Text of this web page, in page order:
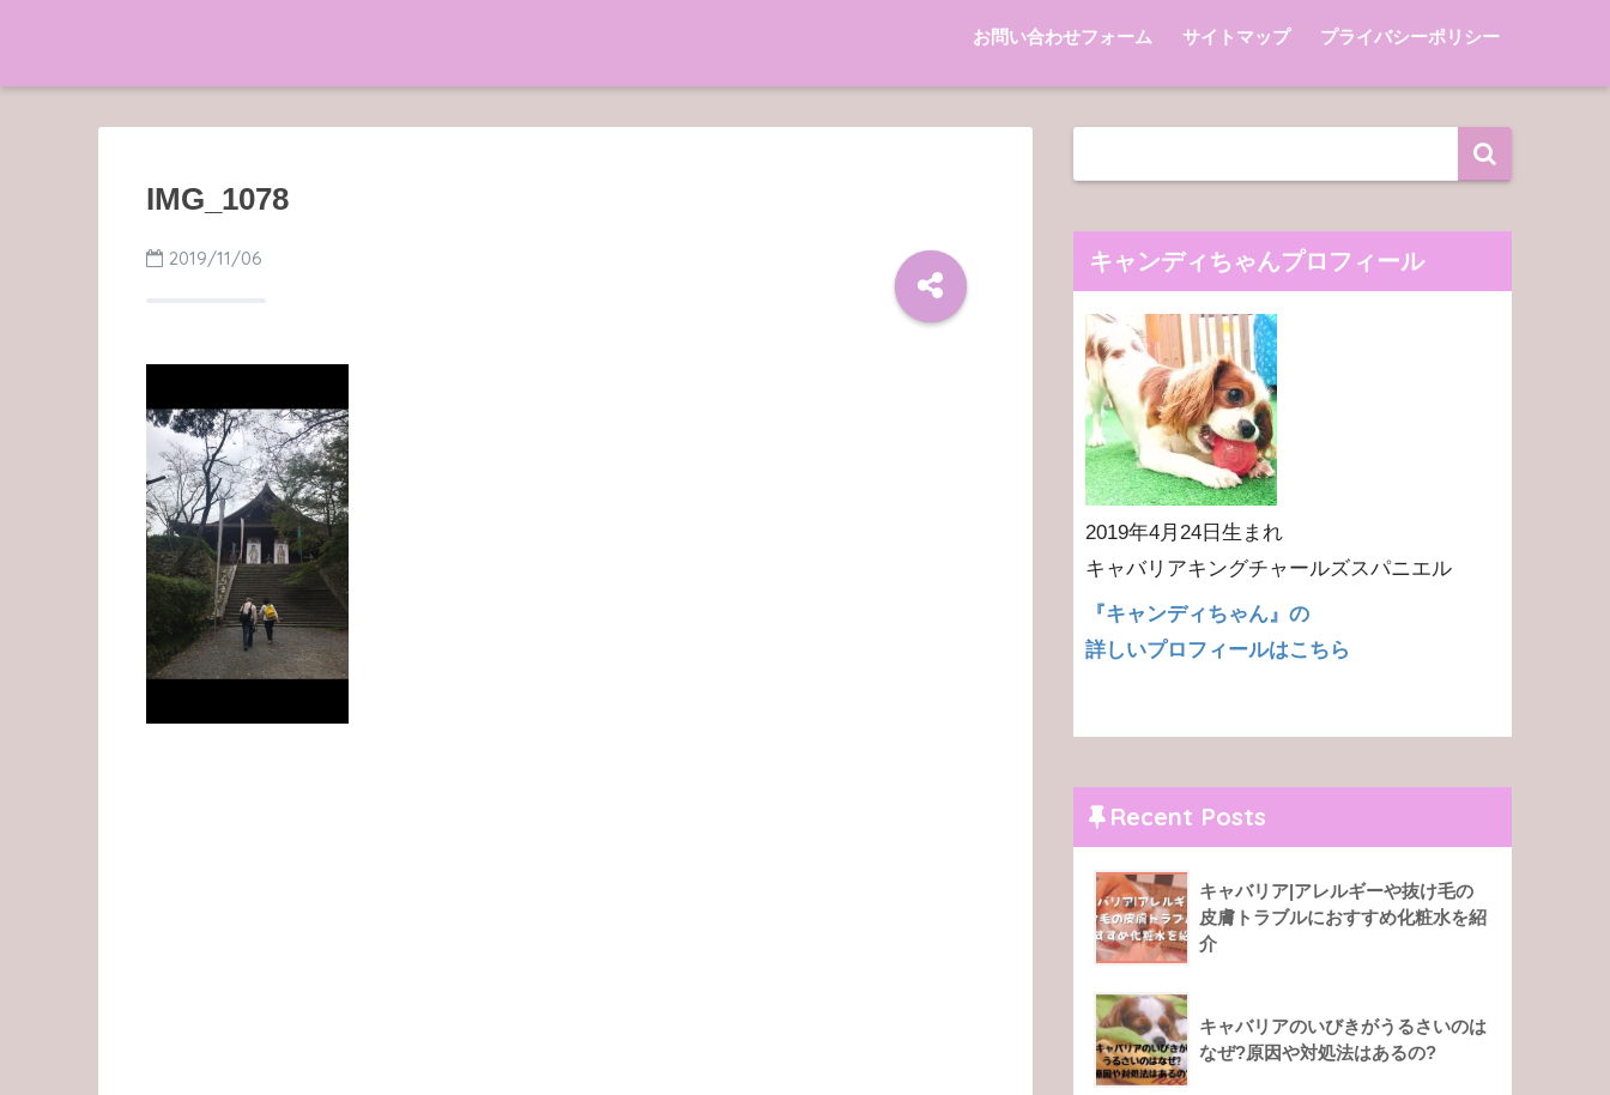
お問い合わせフォーム サイトマップ プライバシーポリシー
IMG_1078
2019/11/06 キャンディちゃんプロフィール
2019年4月24日生まれ
キャバリアキングチャールズスパニエル
『キャンディちゃん』の
詳しいプロフィールはこちら
Recent Posts
キャバリア|アレルギーや抜け毛の
皮膚トラブルにおすすめ化粧水を紹
介
キャバリアのいびきがうるさいのは
なぜ?原因や対処法はあるの?